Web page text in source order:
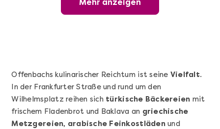
Wunderschöner Weinabend
Mehr anzeigen
Offenbachs kulinarischer Reichtum ist seine Vielfalt.
In der Frankfurter Straße und rund um den
Wilhelmsplatz reihen sich türkische Bäckereien mit
frischem Fladenbrot und Baklava an griechische
Metzgereien, arabische Feinkostlädenund